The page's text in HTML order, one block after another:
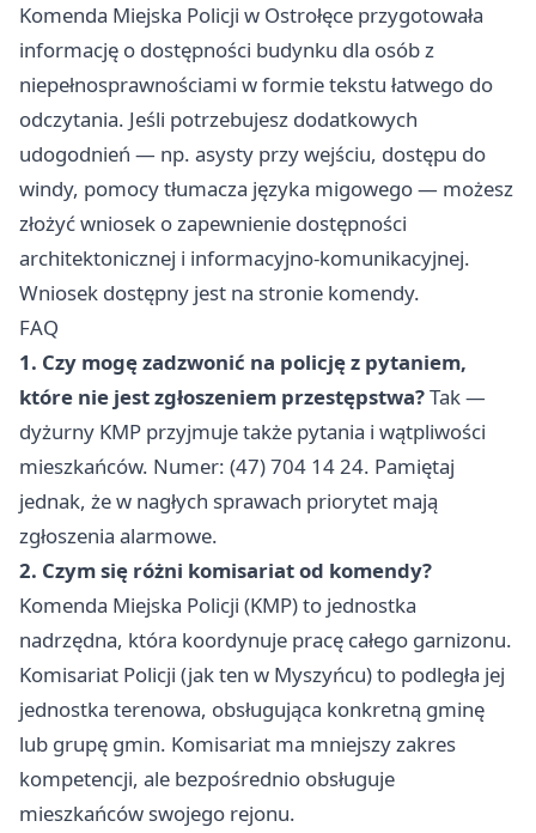
Komenda Miejska Policji w Ostrołęce przygotowała
informację o dostępności budynku dla osób z
niepełnosprawnościami w formie tekstu łatwego do
odczytania. Jeśli potrzebujesz dodatkowych
udogodnień — np. asysty przy wejściu, dostępu do
windy, pomocy tłumacza języka migowego — możesz
złożyć wniosek o zapewnienie dostępności
architektonicznej i informacyjno-komunikacyjnej.
Wniosek dostępny jest na stronie komendy.
FAQ
1. Czy mogę zadzwonić na policję z pytaniem,
które nie jest zgłoszeniem przestępstwa?Tak —
dyżurny KMP przyjmuje także pytania i wątpliwości
mieszkańców. Numer: (47) 704 14 24. Pamiętaj
jednak, że w nagłych sprawach priorytet mają
zgłoszenia alarmowe.
2. Czym się różni komisariat od komendy?
Komenda Miejska Policji (KMP) to jednostka
nadrzędna, która koordynuje pracę całego garnizonu.
Komisariat Policji (jak ten w Myszyńcu) to podległa jej
jednostka terenowa, obsługująca konkretną gminę
lub grupę gmin. Komisariat ma mniejszy zakres
kompetencji, ale bezpośrednio obsługuje
mieszkańców swojego rejonu.